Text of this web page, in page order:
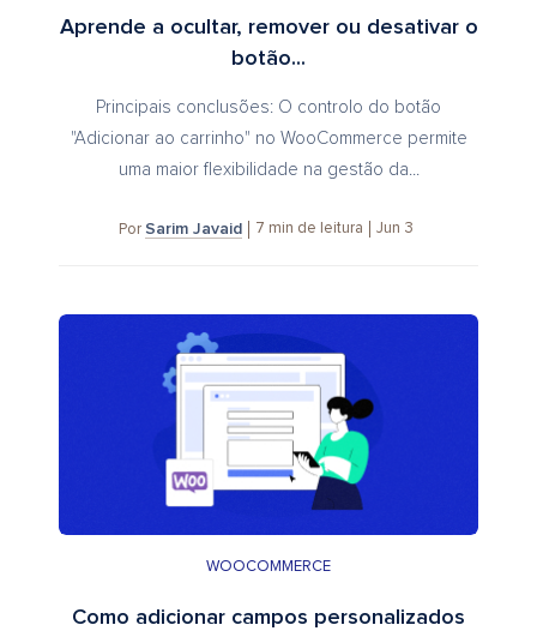
Aprende a ocultar, remover ou desativar o
botão...
Principais conclusões: O controlo do botão
"Adicionar ao carrinho" no WooCommerce permite
uma maior flexibilidade na gestão da...
Por Sarim Javaid 7 min de leitura Jun 3
WOOCOMMERCE
Como adicionar campos personalizados